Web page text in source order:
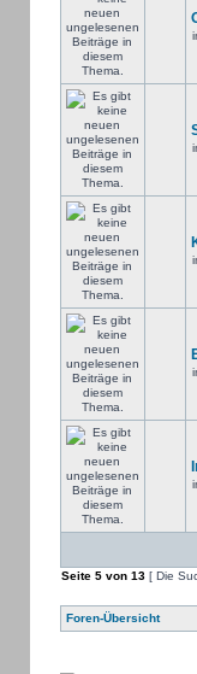
Seite 5von 13[ Die
Foren-Übersicht